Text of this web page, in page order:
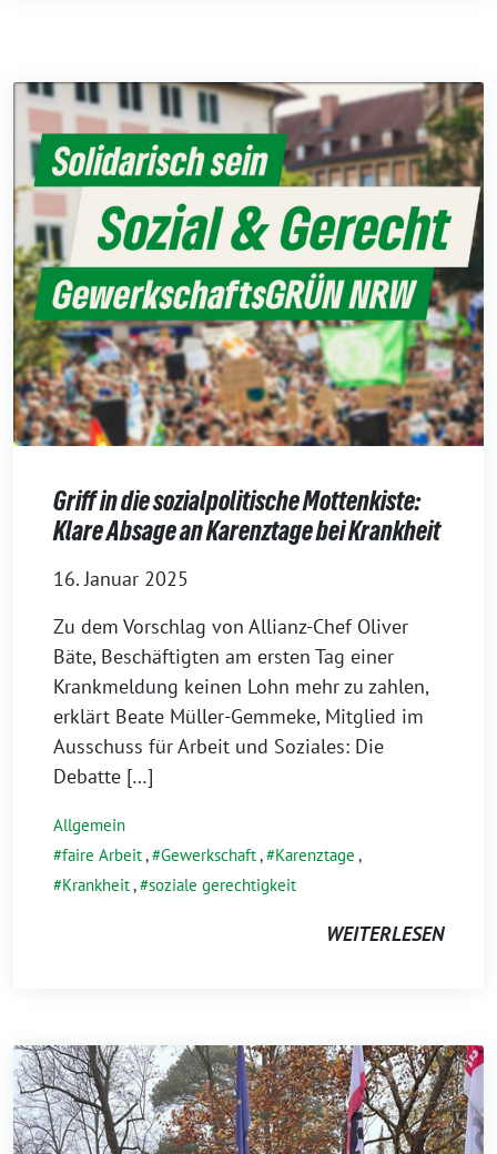
Griff in die sozialpolitische Mottenkiste:
Klare Absage an Karenztage bei Krankheit
16. Januar 2025
Zu dem Vorschlag von Allianz-Chef Oliver
Bäte, Beschäftigten am ersten Tag einer
Krankmeldung keinen Lohn mehr zu zahlen,
erklärt Beate Müller-Gemmeke, Mitglied im
Ausschuss für Arbeit und Soziales: Die
Debatte […]
Allgemein
faire Arbeit, Gewerkschaft, Karenztage ,
Krankheit, soziale gerechtigkeit
WEITERLESEN